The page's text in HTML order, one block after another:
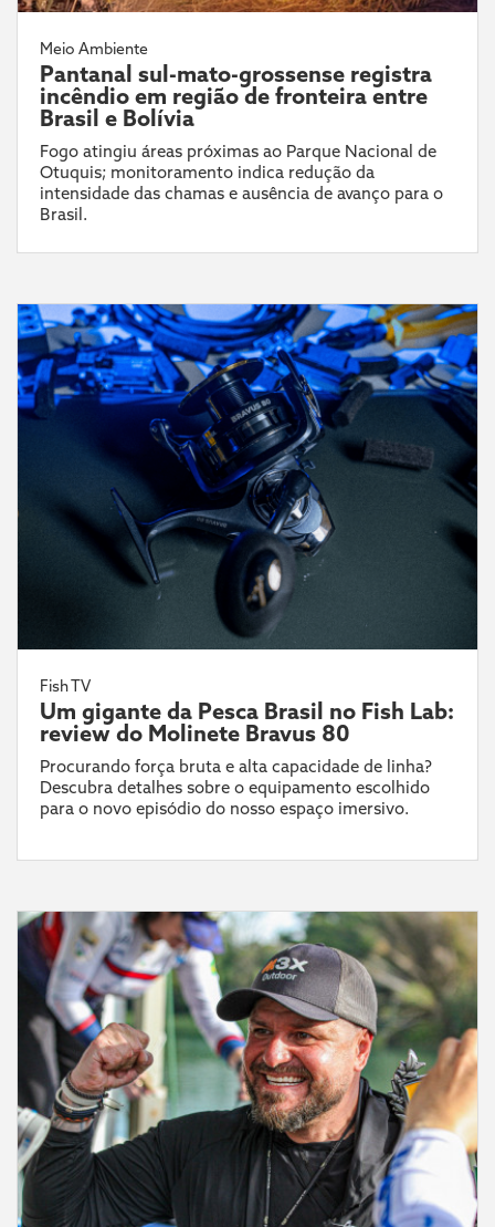
Meio Ambiente
Pantanal sul-mato-grossense registra
incêndio em região de fronteira entre
Brasil e Bolívia
Fogo atingiu áreas próximas ao Parque Nacional de
Otuquis; monitoramento indica redução da
intensidade das chamas e ausência de avanço para o
Brasil.
Fish TV
Um gigante da Pesca Brasil no Fish Lab:
review do Molinete Bravus 80
Procurando força bruta e alta capacidade de linha?
Descubra detalhes sobre o equipamento escolhido
para o novo episódio do nosso espaço imersivo.